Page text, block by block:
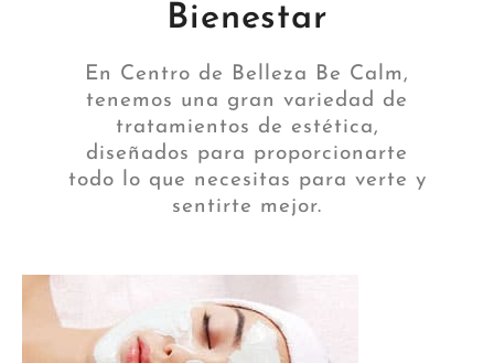
Bienestar
En Centro de Belleza Be Calm,
tenemos una gran variedad de
tratamientos de estética,
diseñados para proporcionarte
todo lo que necesitas para verte y
sentirte mejor.